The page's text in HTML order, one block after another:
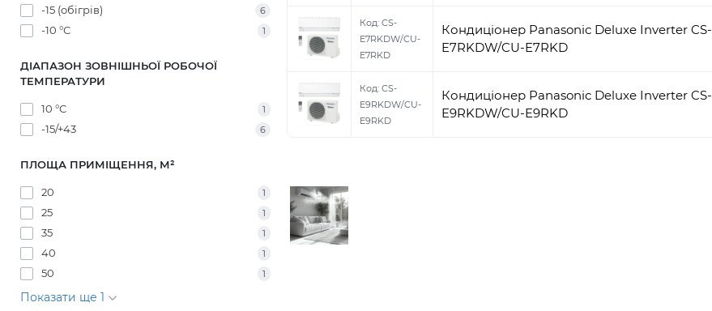
-15 (обігрів) 6
-10 °С 1
ДІАПАЗОН ЗОВНІШНЬОЇ РОБОЧОЇ
ТЕМПЕРАТУРИ
10 °С 1
-15/+43 6
ПЛОЩА ПРИМІЩЕННЯ, М²
20 1
25 1
35 1
40 1
50 1
Показати ще 1
Код: CS-
E7RKDW/CU-
E7RKD
Кондиціонер Panasonic Deluxe Inverter CS-
E7RKDW/CU-E7RKD
Код: CS-
E9RKDW/CU-
E9RKD
Кондиціонер Panasonic Deluxe Inverter CS-
E9RKDW/CU-E9RKD